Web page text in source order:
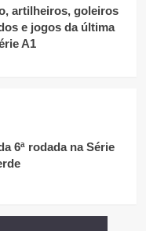
artilheiros, goleiros
e jogos da última
A1
6ª rodada na Série